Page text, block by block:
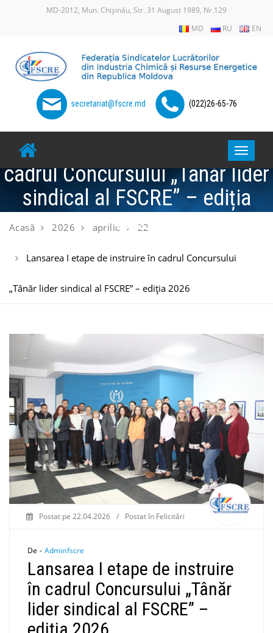
MD-2012, Mun. Chișinău, Str. 31 August 1989, Nr.129
MD
RU EN
secretariat@fscre.md (022)26-65-76
Toggle
Lansarea I etape de instruire în
cadrul Concursului „Tânăr lider
sindical al FSCRE” – ediția
2026
Acasă 2026 aprilie 22
Lansarea I etape de instruire în cadrul Concursului
„Tânăr lider sindical al FSCRE” – ediția 2026
Postat pe 22.04.2026 / Postat în Felicitări
De - Adminfscre
Lansarea I etape de instruire
în cadrul Concursului „Tânăr
lider sindical al FSCRE” –